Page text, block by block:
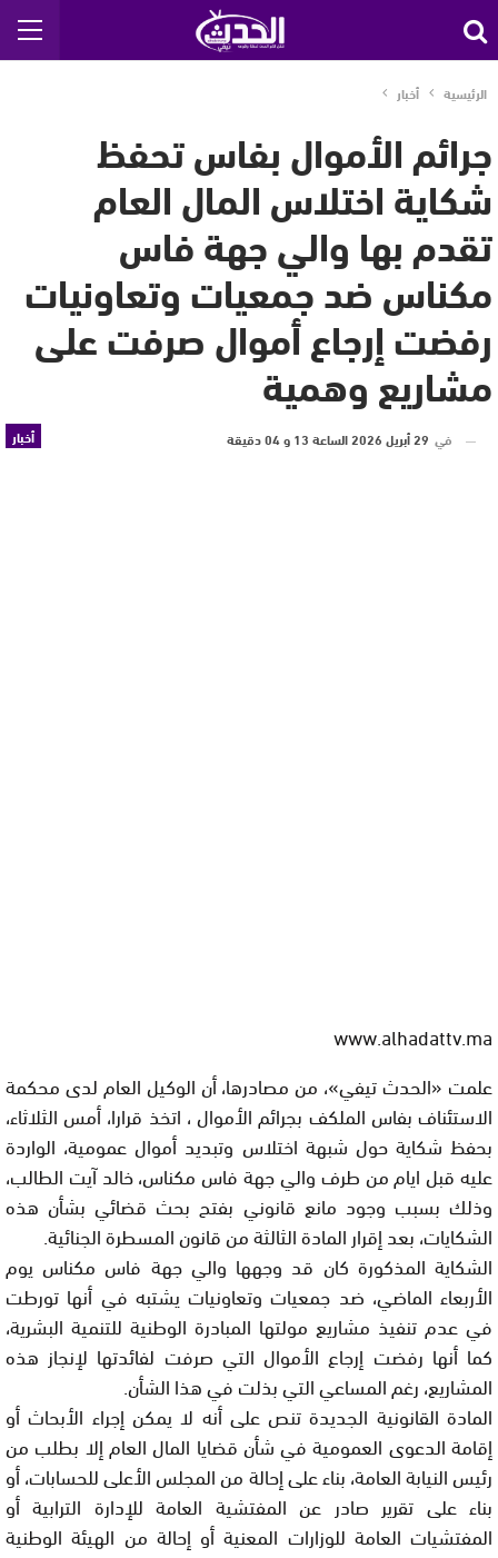
الرئيسية أخبار
جرائم الأموال بفاس تحفظ
شكاية اختلاس المال العام
تقدم بها والي جهة فاس
مكناس ضد جمعيات وتعاونيات
رفضت إرجاع أموال صرفت على
مشاريع وهمية
أخبار في 29 أبريل 2026 الساعة 13 و 04 دقيقة
www.alhadattv.ma
علمت «الحدث تيفي»، من مصادرها، أن الوكيل العام لدى محكمة
الاستئناف بفاس الملكف بجرائم الأموال ، اتخذ قرارا، أمس الثلاثاء،
بحفظ شكاية حول شبهة اختلاس وتبديد أموال عمومية، الواردة
عليه قبل ايام من طرف والي جهة فاس مكناس، خالد آيت الطالب،
وذلك بسبب وجود مانع قانوني بفتح بحث قضائي بشأن هذه
الشكايات، بعد إقرار المادة الثالثة من قانون المسطرة الجنائية.
الشكاية المذكورة كان قد وجهها والي جهة فاس مكناس يوم
الأربعاء الماضي، ضد جمعيات وتعاونيات يشتبه في أنها تورطت
في عدم تنفيذ مشاريع مولتها المبادرة الوطنية للتنمية البشرية،
كما أنها رفضت إرجاع الأموال التي صرفت لفائدتها لإنجاز هذه
المشاريع، رغم المساعي التي بذلت في هذا الشأن.
المادة القانونية الجديدة تنص على أنه لا يمكن إجراء الأبحاث أو
إقامة الدعوى العمومية في شأن قضايا المال العام إلا بطلب من
رئيس النيابة العامة، بناء على إحالة من المجلس الأعلى للحسابات، أو
بناء على تقرير صادر عن المفتشية العامة للإدارة الترابية أو
المفتشيات العامة للوزارات المعنية أو إحالة من الهيئة الوطنية